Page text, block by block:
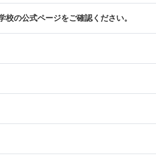
の公式ページをご確認ください。